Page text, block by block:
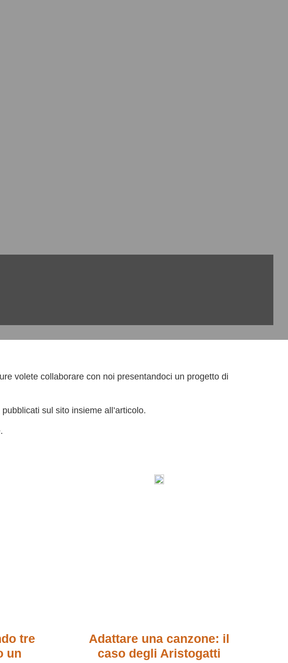
volete collaborare con noi presentandoci un progetto di
sul sito insieme all’articolo.
tre
un
Adattare una canzone: il
caso degli Aristogatti